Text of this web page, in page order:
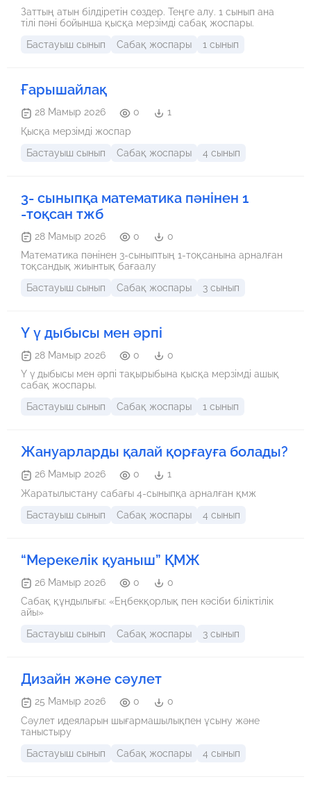
Заттың атын білдіретін сөздер. Теңге алу. 1 сынып ана
тілі пәні бойынша қысқа мерзімді сабақ жоспары.
Бастауыш сынып
Сабақ жоспары 1 сынып
Ғарышайлақ
28 Мамыр 2026 0
1
Қысқа мерзімді жоспар
Бастауыш сынып
Сабақ жоспары 4 сынып
3- сыныпқа математика пәнінен 1
-тоқсан тжб
28 Мамыр 2026 0
0
Математика пәнінен 3-сыныптың 1-тоқсанына арналған
тоқсандық жиынтық бағаалу
Бастауыш сынып
Сабақ жоспары 3 сынып
Ү ү дыбысы мен әрпі
28 Мамыр 2026 0
0
Ү ү дыбысы мен әрпі тақырыбына қысқа мерзімді ашық
сабақ жоспары.
Бастауыш сынып
Сабақ жоспары 1 сынып
Жануарларды қалай қорғауға болады?
26 Мамыр 2026 0
1
Жаратылыстану сабағы 4-сыныпқа арналған қмж
Бастауыш сынып
Сабақ жоспары 4 сынып
“Мерекелік қуаныш” ҚМЖ
26 Мамыр 2026 0
0
Сабақ құндылығы: «Еңбекқорлық пен кәсіби біліктілік
айы»
Бастауыш сынып
Сабақ жоспары 3 сынып
Дизайн және сәулет
25 Мамыр 2026 0
0
Сәулет идеяларын шығармашылықпен ұсыну және
таныстыру
Бастауыш сынып
Сабақ жоспары 4 сынып